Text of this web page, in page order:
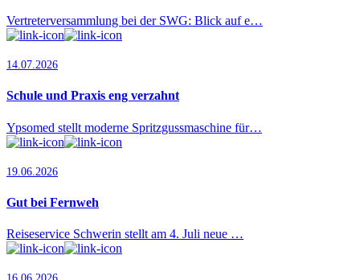
Vertreterversammlung bei der SWG: Blick auf e…
14.07.2026
Schule und Praxis eng verzahnt
Ypsomed stellt moderne Spritzgussmaschine für…
19.06.2026
Gut bei Fernweh
Reiseservice Schwerin stellt am 4. Juli neue …